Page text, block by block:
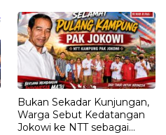
Bukan Sekadar Kunjungan,
Warga Sebut Kedatangan
Jokowi ke NTT sebagai